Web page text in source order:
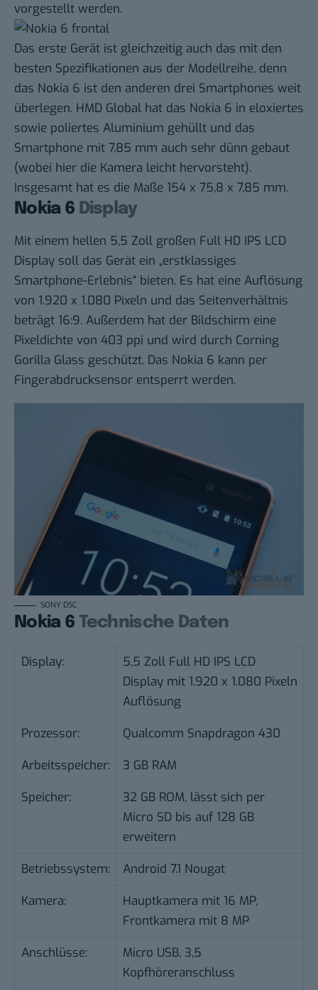
vorgestellt werden.
Das erste Gerät ist gleichzeitig auch das mit den
besten Spezifikationen aus der Modellreihe, denn
das Nokia 6 ist den anderen drei Smartphones weit
überlegen. HMD Global hat das Nokia 6 in eloxiertes
sowie poliertes Aluminium gehüllt und das
Smartphone mit 7,85 mm auch sehr dünn gebaut
(wobei hier die Kamera leicht hervorsteht).
Insgesamt hat es die Maße 154 x 75,8 x 7,85 mm.
Nokia 6 Display
Mit einem hellen 5,5 Zoll großen Full HD IPS LCD
Display soll das Gerät ein „erstklassiges
Smartphone-Erlebnis“ bieten. Es hat eine Auflösung
von 1.920 x 1.080 Pixeln und das Seitenverhältnis
beträgt 16:9. Außerdem hat der Bildschirm eine
Pixeldichte von 403 ppi und wird durch Corning
Gorilla Glass geschützt. Das Nokia 6 kann per
Fingerabdrucksensor entsperrt werden.
SONY DSC
Nokia 6 Technische Daten
Display:
5,5 Zoll Full HD IPS LCD
Display mit 1.920 x 1.080 Pixeln
Auflösung
Prozessor:
Qualcomm Snapdragon 430
Arbeitsspeicher:
3 GB RAM
Speicher:
32 GB ROM, lässt sich per
Micro SD bis auf 128 GB
erweitern
Betriebssystem:
Android 7.1 Nougat
Kamera:
Hauptkamera mit 16 MP,
Frontkamera mit 8 MP
Anschlüsse:
Micro USB, 3,5
Kopfhöreranschluss